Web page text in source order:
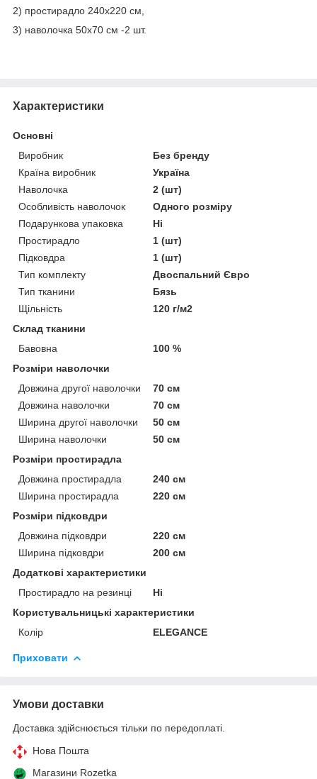
2) простирадло 240х220 см,
3) наволочка 50х70 см -2 шт.
Характеристики
Основні
Виробник
Без бренду
Країна виробник
Україна
Наволочка
2 (шт)
Особливість наволочок
Одного розміру
Подарункова упаковка
Ні
Простирадло
1 (шт)
Підковдра
1 (шт)
Тип комплекту
Двоспальний Євро
Тип тканини
Бязь
Щільність
120 г/м2
Склад тканини
Бавовна
100 %
Розміри наволочки
Довжина другої наволочки
70 см
Довжина наволочки
70 см
Ширина другої наволочки
50 см
Ширина наволочки
50 см
Розміри простирадла
Довжина простирадла
240 см
Ширина простирадла
220 см
Розміри підковдри
Довжина підковдри
220 см
Ширина підковдри
200 см
Додаткові характеристики
Простирадло на резинці
Ні
Користувальницькі характеристики
Колір
ELEGANCE
Приховати
Умови доставки
Доставка здійснюється тільки по передоплаті.
Нова Пошта
Магазини Rozetka